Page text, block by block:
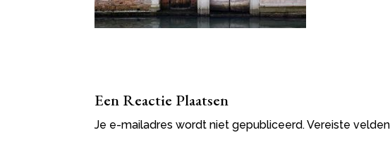
Een Reactie Plaatsen
Je e-mailadres wordt niet gepubliceerd. Vereiste